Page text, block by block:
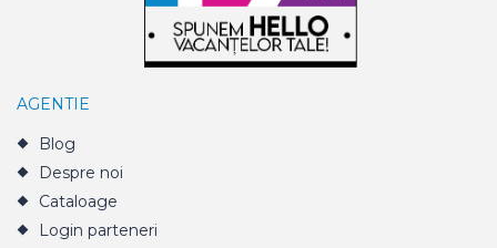
AGENTIE
Blog
Despre noi
Cataloage
Login parteneri